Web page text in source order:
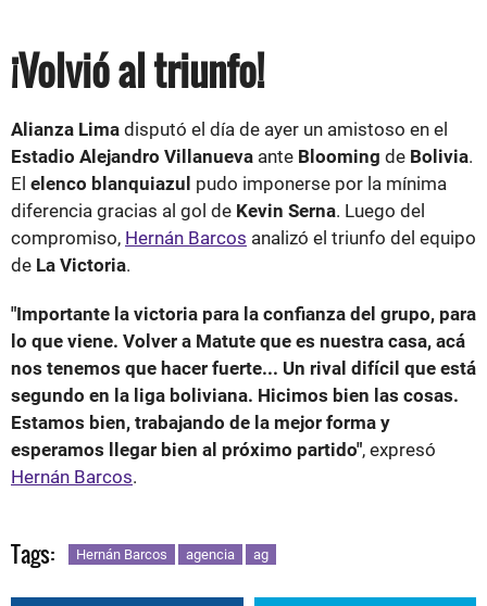
¡Volvió al triunfo!
Alianza Lima disputó el día de ayer un amistoso en el
Estadio Alejandro Villanueva ante Blooming de Bolivia.
El elenco blanquiazul pudo imponerse por la mínima
diferencia gracias al gol de Kevin Serna. Luego del
compromiso, Hernán Barcos analizó el triunfo del equipo
de La Victoria.
"Importante la victoria para la confianza del grupo, para
lo que viene. Volver a Matute que es nuestra casa, acá
nos tenemos que hacer fuerte... Un rival difícil que está
segundo en la liga boliviana. Hicimos bien las cosas.
Estamos bien, trabajando de la mejor forma y
esperamos llegar bien al próximo partido", expresó
Hernán Barcos.
Tags: Hernán Barcos agencia ag